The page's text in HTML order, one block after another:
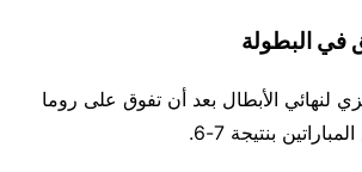
في البطولة
لنهائي الأبطال بعد أن تفوق على روما
بنتيجة 7-6.